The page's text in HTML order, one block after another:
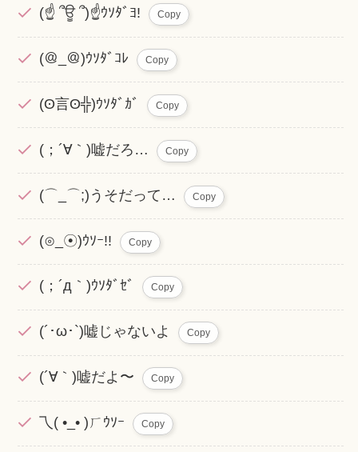
(☝ ՞ਊ ՞)☝ｳｿﾀﾞﾖ! Copy
(＠_＠)ｳｿﾀﾞｺﾚ Copy
(ʘ言ʘ╬)ｳｿﾀﾞｶﾞ Copy
(；´∀｀)嘘だろ… Copy
(⌒_⌒;)うそだって… Copy
(⊙_☉)ｳｿｰ!! Copy
(；´д｀)ｳｿﾀﾞｾﾞ Copy
(´･ω･`)嘘じゃないよ Copy
(´∀｀)嘘だよ〜 Copy
乁( •_• )ㄏｳｿｰ Copy